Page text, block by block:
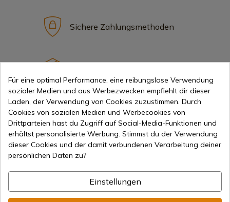
Sichere Zahlungsmethoden
Information
Für eine optimal Performance, eine reibungslose Verwendung
sozialer Medien und aus Werbezwecken empfiehlt dir dieser
Laden, der Verwendung von Cookies zuzustimmen. Durch
Cookies von sozialen Medien und Werbecookies von
Drittparteien hast du Zugriff auf Social-Media-Funktionen und
erhältst personalisierte Werbung. Stimmst du der Verwendung
dieser Cookies und der damit verbundenen Verarbeitung deiner
persönlichen Daten zu?
Einstellungen